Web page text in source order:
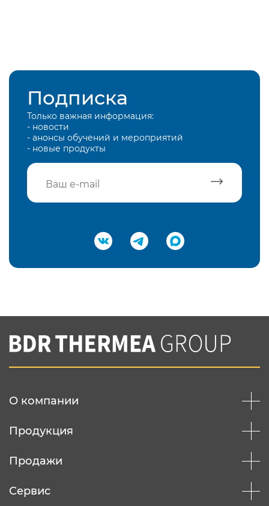
Подписка
Только важная информация:
- новости
- анонсы обучений и мероприятий
- новые продукты
Подтвердить e-mail
Вы соглашаетесь с нашей политикой
конфеденциальности
О компании
Продукция
Продажи
Сервис